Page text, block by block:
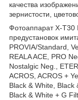
качества
зернистости,
Фотоаппарат X-T30
предустановок
PROVIA/Standard,
REALA ACE, PRO
Nostalgic Neg.,
ACROS, ACROS +
Black & White, Black
Black & White + G